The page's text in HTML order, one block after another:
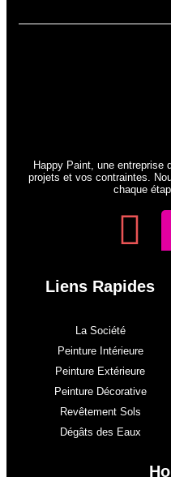
Happy Paint, une entreprise
projets et vos contraintes.
chaque
Liens Rapides
La Société
Peinture Intérieure
Peinture Extérieure
Peinture Décorative
Revêtement Sols
Dégâts des Eaux